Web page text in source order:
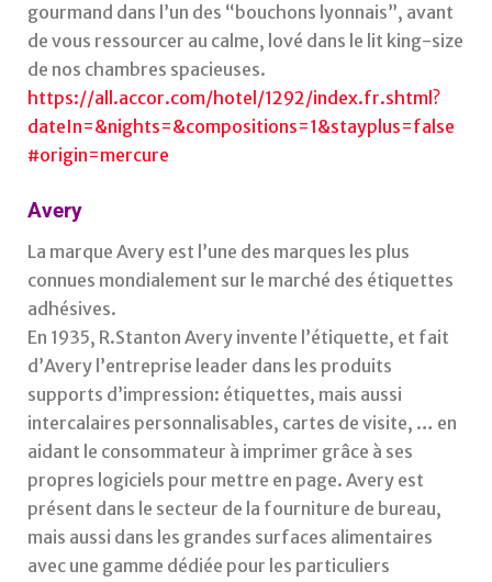
gourmand dans l’un des “bouchons lyonnais”, avant
de vous ressourcer au calme, lové dans le lit king-size
de nos chambres spacieuses.
https://all.accor.com/hotel/1292/index.fr.shtml?
dateIn=&nights=&compositions=1&stayplus=false
#origin=mercure
Avery
La marque Avery est l’une des marques les plus
connues mondialement sur le marché des étiquettes
adhésives.
En 1935, R.Stanton Avery invente l’étiquette, et fait
d’Avery l’entreprise leader dans les produits
supports d’impression: étiquettes, mais aussi
intercalaires personnalisables, cartes de visite, … en
aidant le consommateur à imprimer grâce à ses
propres logiciels pour mettre en page. Avery est
présent dans le secteur de la fourniture de bureau,
mais aussi dans les grandes surfaces alimentaires
avec une gamme dédiée pour les particuliers